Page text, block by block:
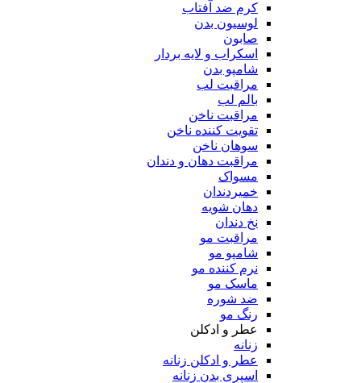
کرم ضد آفتاب
لوسیون بدن
صابون
اسکراب و لایه بردار
شامپو بدن
مراقبت لب
بالم لب
مراقبت ناخن
تقویت کننده ناخن
سوهان ناخن
مراقبت دهان و دندان
مسواک
خمیردندان
دهان شویه
نخ دندان
مراقبت مو
شامپو مو
نرم کننده مو
ماسک مو
ضد شوره
رنگ مو
عطر و ادکلن
زنانه
عطر و ادکلن زنانه
اسپری بدن زنانه